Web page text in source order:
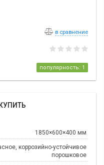
в сравнение
популярность: 1
КУПИТЬ
1850×600×400 мм
коррозийно-устойчивое
порошковое